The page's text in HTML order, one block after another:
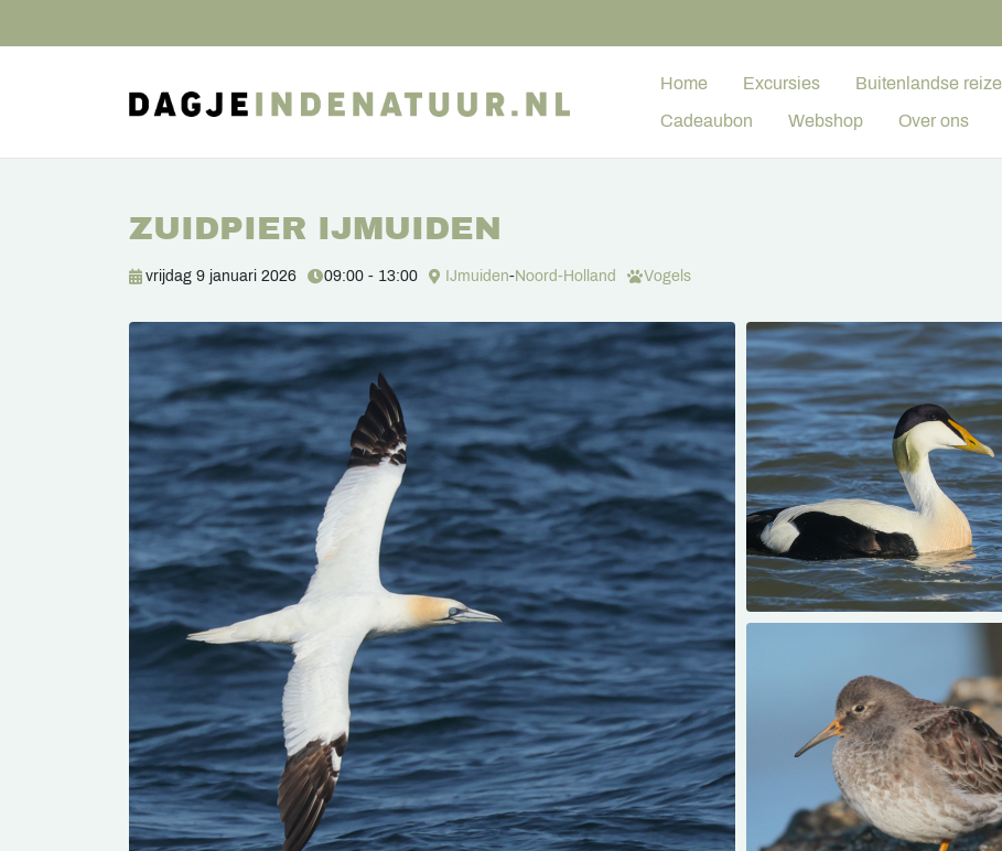
Home Excursies Buitenlandse
Cadeaubon Webshop Over ons
ZUIDPIER IJMUIDEN
vrijdag 9 januari 2026 09:00 - 13:00 IJmuiden-Noord-Holland Vogels